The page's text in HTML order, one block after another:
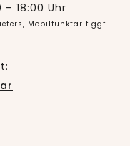
– 18:00 Uhr
Mobilfunktarif ggf.